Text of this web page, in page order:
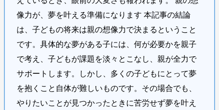
像力が、夢を叶える準備になります 本記事の結論
は、子どもの将来は親の想像力で決まるということ
です。具体的な夢がある子には、何が必要かを親子
で考え、子どもが課題を淡々とこなし、親が全力で
サポートします。しかし、多くの子どもにとって夢
を抱くこと自体が難しいものです。その場合でも、
やりたいことが見つかったときに苦労せず夢を叶え